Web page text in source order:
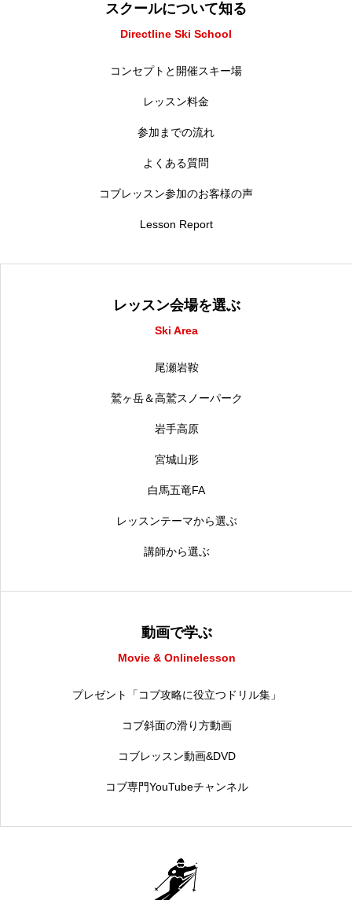
スクールについて知る
Directline Ski School
コンセプトと開催スキー場
レッスン料金
参加までの流れ
よくある質問
コブレッスン参加のお客様の声
Lesson Report
レッスン会場を選ぶ
Ski Area
尾瀬岩鞍
鷲ヶ岳＆高鷲スノーパーク
岩手高原
宮城山形
白馬五竜FA
レッスンテーマから選ぶ
講師から選ぶ
動画で学ぶ
Movie & Onlinelesson
プレゼント「コブ攻略に役立つドリル集」
コブ斜面の滑り方動画
コブレッスン動画&DVD
コブ専門YouTubeチャンネル